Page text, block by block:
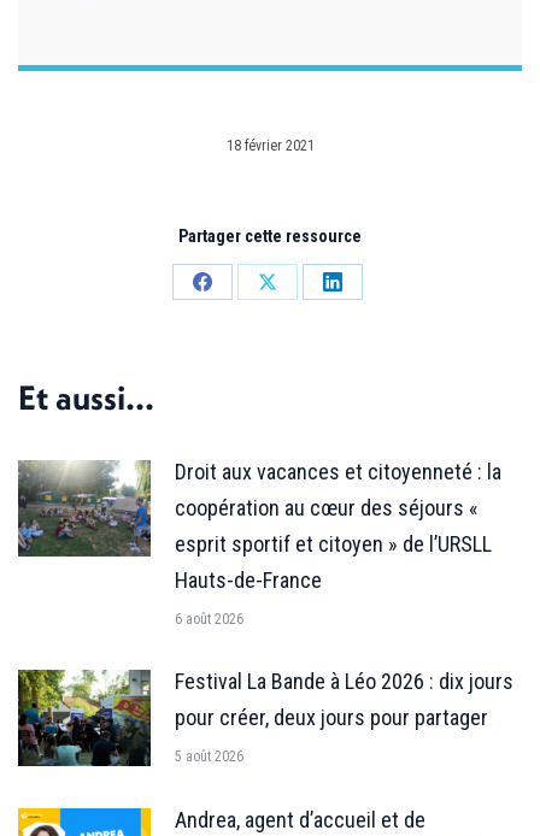
18 février 2021
Partager cette ressource
PartagerPartagerPartager
Et aussi...
Droit aux vacances et citoyenneté : la
coopération au cœur des séjours «
esprit sportif et citoyen » de l’URSLL
Hauts-de-France
6 août 2026
Festival La Bande à Léo 2026 : dix jours
pour créer, deux jours pour partager
5 août 2026
Andrea, agent d’accueil et de